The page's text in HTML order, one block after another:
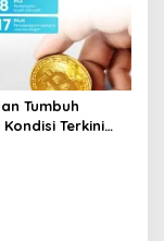
Tumbuh
Terkini